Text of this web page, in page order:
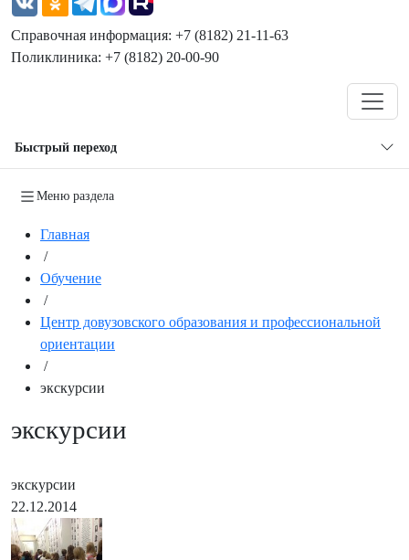
Справочная информация: +7 (8182) 21-11-63
Поликлиника: +7 (8182) 20-00-90
Быстрый переход
Меню раздела
Главная
/
Обучение
/
Центр довузовского образования и профессиональной
ориентации
/
экскурсии
экскурсии
экскурсии
22.12.2014